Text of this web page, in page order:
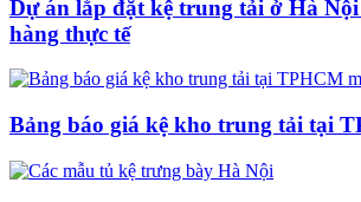
Dự án lắp đặt kệ trung tải ở Hà
hàng thực tế
Bảng báo giá kệ kho trung tải tại